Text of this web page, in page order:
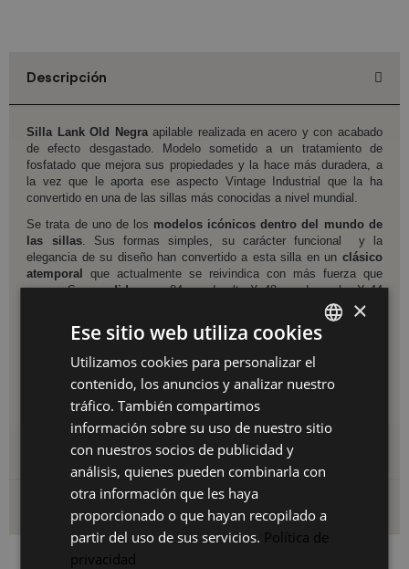
Descripción
Silla Lank Old Negraapilable realizada en acero y con acabado
de efecto desgastado. Modelo sometido a un tratamiento de
fosfatado que mejora sus propiedades y la hace más duradera, a
la vez que le aporta ese aspecto Vintage Industrial que la ha
convertido en una de las sillas más conocidas a nivel mundial.
Se trata de uno de los modelos icónicos dentro del mundo de
las sillas. Sus formas simples, su carácter funcional y la
elegancia de su diseño han convertido a esta silla en un clásico
atemporal
que actualmente se reivindica con más fuerza que
nunca. Susmedidasson 84 cm de alto X 48 cm de ancho X 44
cm de profundidad, siendo la altura de su asiento de 45 cm.
Su versatilidad la convierte en una silla que encaja perfectamente
también para terrazas, jardines y espacios exteriores. Su diseño y
materiales hacen de esta silla en unapieza básica dentro de
cualquier tipo de decoración Industrial o Vintage.
Detalles del producto
Envío y devoluciones
SPANISH
ES
PT
×
Ese sitio web utiliza cookies
Utilizamos cookies para personalizar el
contenido, los anuncios y analizar nuestro
tráfico. También compartimos
información sobre su uso de nuestro sitio
con nuestros socios de publicidad y
análisis, quienes pueden combinarla con
otra información que les haya
proporcionado o que hayan recopilado a
partir del uso de sus servicios. Política de
privacidad